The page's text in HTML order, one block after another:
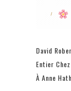
David
Entier
À Anne